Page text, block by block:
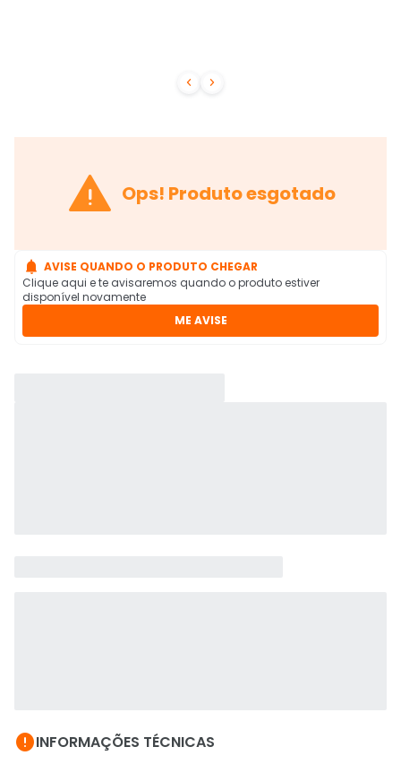
 
 Ops! Produto esgotado
 AVISE QUANDO O PRODUTO CHEGAR
Clique aqui e te avisaremos quando o produto estiver
disponível novamente
ME AVISE
INFORMAÇÕES TÉCNICAS